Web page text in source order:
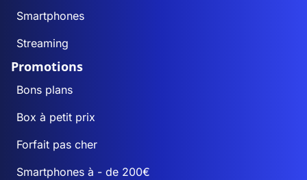
Smartphones
Streaming
Promotions
Bons plans
Box à petit prix
Forfait pas cher
Smartphones à - de 200€